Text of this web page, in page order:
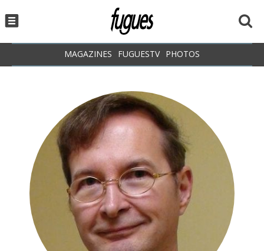
MAGAZINES FUGUESTV PHOTOS